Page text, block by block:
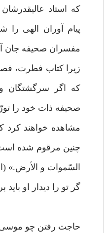
كه استاد
پيام آوران الهى را
مفسران صحيفه جان
كه اگر سرگشتگان
صحيفه ذات خود را
مشاهده خواهند كرد
چنين مرقوم شده
السّموات و الأرض.» (انعام/
گر تو را ديدار او بايد
حاجت رفتن چو موسى